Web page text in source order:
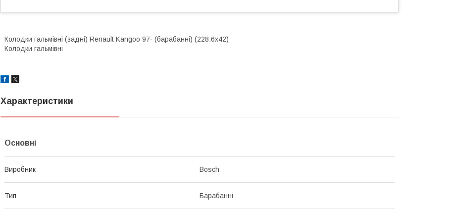
Колодки гальмівні (задні) Renault Kangoo 97- (барабанні) (228.6x42)
Колодки гальмівні
Характеристики
Основні
Виробник Bosch
Тип Барабанні